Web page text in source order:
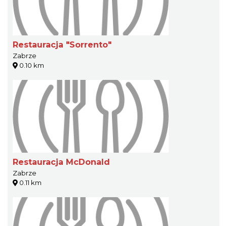
Restauracja "Sorrento"
Zabrze
0.10 km
Restauracja McDonald
Zabrze
0.11 km